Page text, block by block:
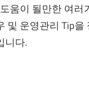
움이 될만한 여러
및 운영관리 Tip을
니다.